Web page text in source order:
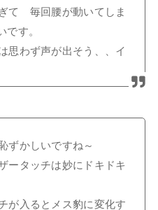
て 毎回腰が動いてしま
です。
思わず声が出そう、、イ
ずかしいですね～
ータッチは妙にドキドキ
が入るとメス豹に変化す